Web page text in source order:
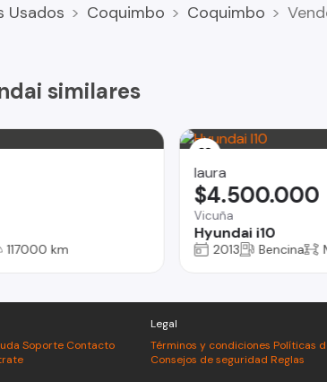
Usados Coquimbo Coquimbo
similares
117000 km
laura
Vicuña
Hyundai i10
$4.500.000
2013 Bencina
Soporte Contacto
Legal
Términos y condiciones Políticas
Consejos de seguridad Reglas